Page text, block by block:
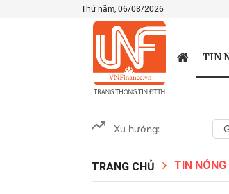
Thứ năm, 06/08/2026
TIN
Xu hướng:
TRANG CHỦ TIN NÓNG